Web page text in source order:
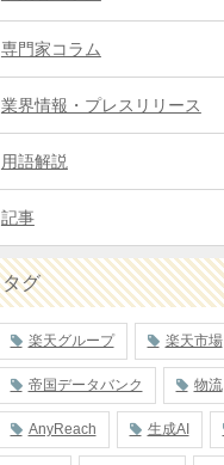
専門家コラム
業界情報・プレスリリース
用語解説
記事
タグ
楽天グループ 楽天市場
帝国データバンク 物流
AnyReach 生成AI